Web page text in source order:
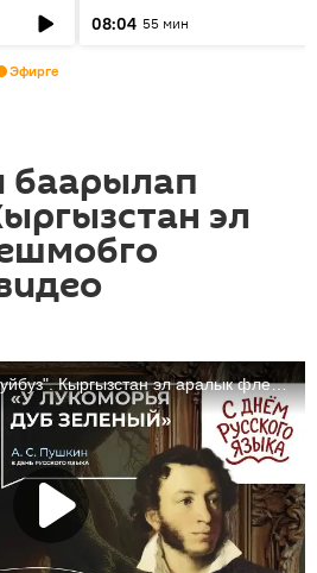
08:04 55 мин
Эфирге
эл